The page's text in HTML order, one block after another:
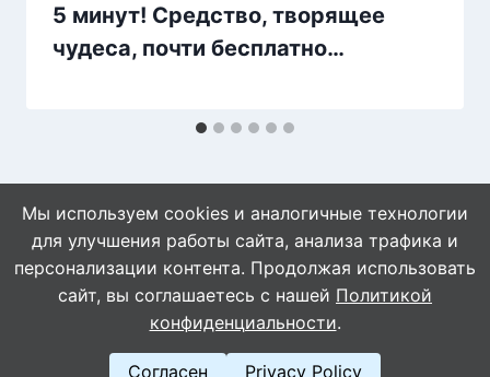
5 минут! Средство, творящее
чудеса, почти бесплатно…
© 2026 Naget.Ru
Мы используем cookies и аналогичные технологии
для улучшения работы сайта, анализа трафика и
персонализации контента. Продолжая использовать
сайт, вы соглашаетесь с нашей Политикой
конфиденциальности.
Согласен Privacy Policy